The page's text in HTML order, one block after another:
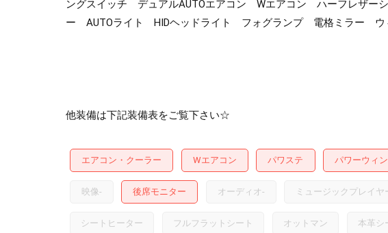
ングスイッチ デュアルAUTOエアコン Wエアコン ハーフレザ
ー AUTOライト HIDヘッドライト フォグランプ 電格ミラー ウ
他装備は下記装備表をご覧下さい☆
エアコン・クーラー Wエアコン パワステ パワーウィ
映像- 後席モニター オーディオ- ミュージックプレイヤ
シートヒーター フルフラットシート オットマン 本革シ